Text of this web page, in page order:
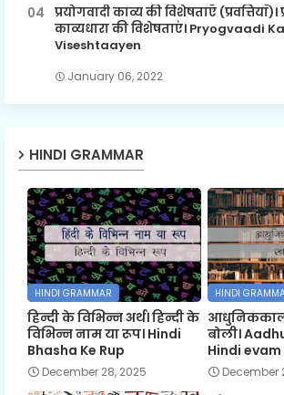
प्रयोगवादी काव्य की विशेषताएँ (प्रवत्तियाँ)।
काव्यधारा की विशेषताएं। Pryogvaadi
Viseshtaayen
January 06, 2022
HINDI GRAMMAR
HINDI GRAMMAR
हिन्दी के विभिन्न अर्थ। हिन्दी के
विभिन्न नाम या रूप। Hindi
Bhasha Ke Rup
December 28, 2025
HINDI
बोली।
Hindi
December